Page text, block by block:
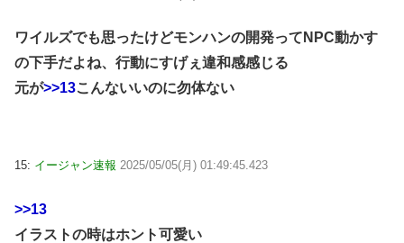
ワイルズでも思ったけどモンハンの開発ってNPC動かす
の下手だよね、行動にすげぇ違和感感じる
元が>>13こんないいのに勿体ない
15: イージャン速報 2025/05/05(月) 01:49:45.423
>>13
イラストの時はホント可愛い